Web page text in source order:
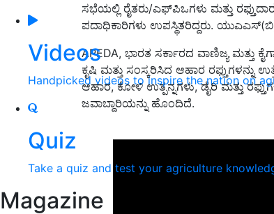
Videos
Handpicked videos to inspire the nation on
Quiz
Take a quiz and test your agriculture
Magazine
ಸಭೆಯಲ್ಲಿ ರೈತರು/ಎಫ್‌ಪಿಒಗಳು ಮತ್ತು
ಪದಾಧಿಕಾರಿಗಳು ಉಪಸ್ಥಿತರಿದ್ದರು.
APEDA, ಭಾರತ ಸರ್ಕಾರದ ವಾಣಿಜ್ಯ ಮತ್ತು
ಕೃಷಿ ಮತ್ತು ಸಂಸ್ಕರಿಸಿದ ಆಹಾರ
ಆಹಾರ, ಕೋಳಿ ಉತ್ಪನ್ನಗಳು, ಡೈರಿ ಮತ್ತು
ಜವಾಬ್ದಾರಿಯನ್ನು ಹೊಂದಿದೆ.